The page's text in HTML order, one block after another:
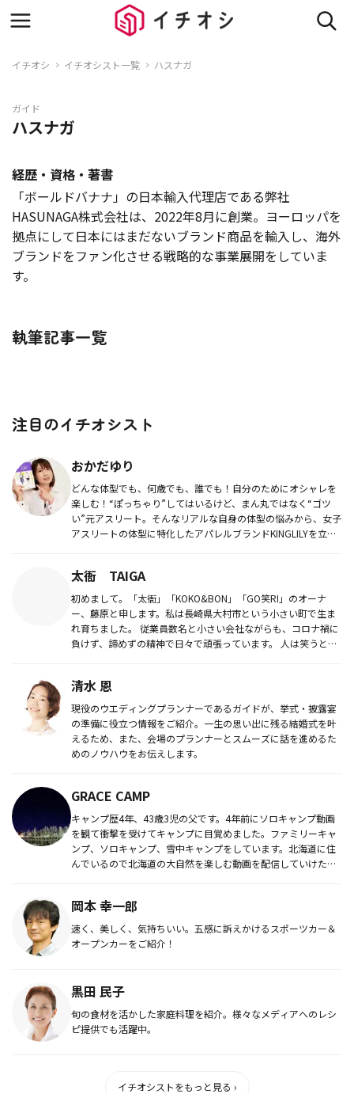
イチオシ イチオシスト一覧 ハスナガ
ガイド
ハスナガ
経歴・資格・著書
「ボールドバナナ」の日本輸入代理店である弊社
HASUNAGA株式会社は、2022年8月に創業。ヨーロッパを
拠点にして日本にはまだないブランド商品を輸入し、海外
ブランドをファン化させる戦略的な事業展開をしていま
す。
執筆記事一覧
注目のイチオシスト
おかだゆり
どんな体型でも、何歳でも、誰でも！自分のためにオシャレを
楽しむ！“ぽっちゃり”してはいるけど、まん丸ではなく“ゴツ
い”元アスリート。そんなリアルな自身の体型の悩みから、女子
アスリートの体型に特化したアパレルブランドKINGLILYを立ち
太衙 TAIGA
初めまして。「太衙」「KOKO&BON」「GO笑RI」のオーナ
ー、藤原と申します。私は長崎県大村市という小さい町で生ま
れ育ちました。 従業員数名と小さい会社ながらも、コロナ禍に
負けず、諦めずの精神で日々で頑張っています。 人は笑うと寿
清水 恩
現役のウエディングプランナーであるガイドが、挙式・披露宴
の準備に役立つ情報をご紹介。一生の思い出に残る結婚式を叶
えるため、また、会場のプランナーとスムーズに話を進めるた
めのノウハウをお伝えします。
GRACE CAMP
キャンプ歴4年、43歳3児の父です。4年前にソロキャンプ動画
を観て衝撃を受けてキャンプに目覚めました。ファミリーキャ
ンプ、ソロキャンプ、雪中キャンプをしています。北海道に住
んでいるので北海道の大自然を楽しむ動画を配信していけたら
岡本 幸一郎
速く、美しく、気持ちいい。五感に訴えかけるスポーツカー＆
オープンカーをご紹介！
黒田 民子
旬の食材を活かした家庭料理を紹介。様々なメディアへのレシ
ピ提供でも活躍中。
イチオシストをもっと見る ›